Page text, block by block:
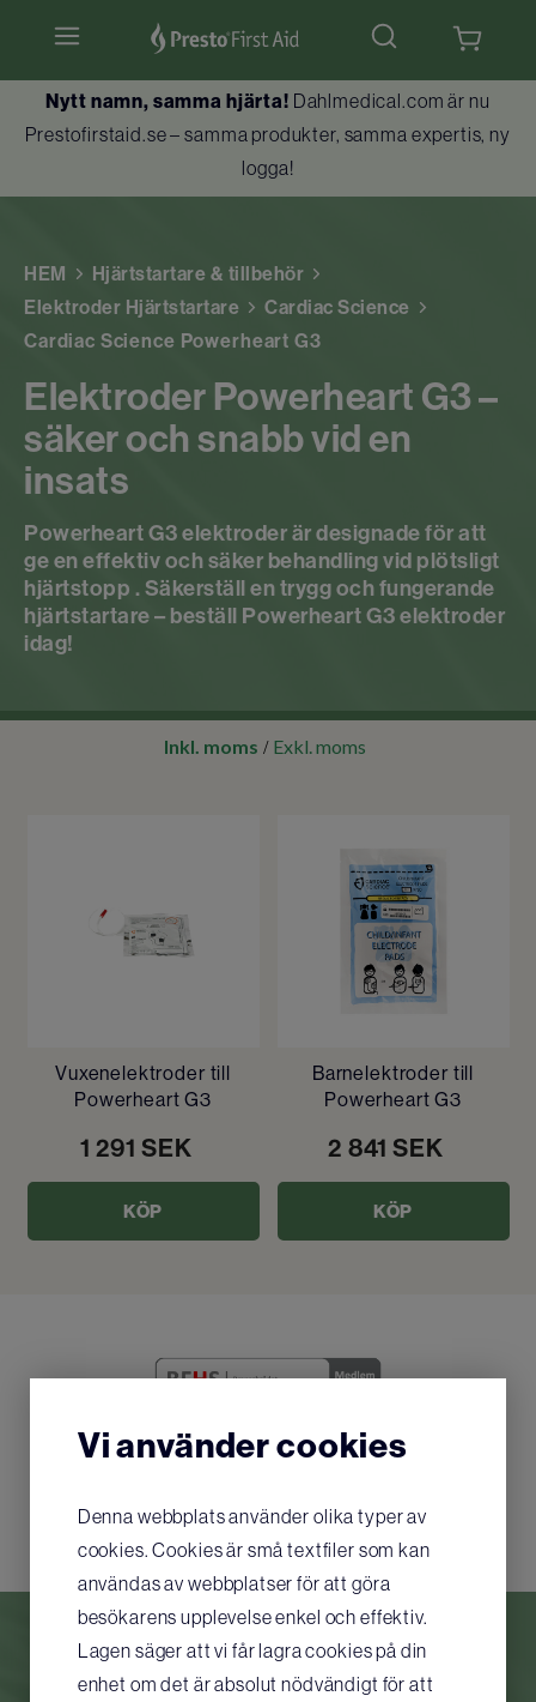
Vi använder cookies
Denna webbplats använder olika typer av
cookies. Cookies är små textfiler som kan
användas av webbplatser för att göra
besökarens upplevelse enkel och effektiv.
Lagen säger att vi får lagra cookies på din
enhet om det är absolut nödvändigt för att
Hjärtstartare & tillbehör
Brandskydd
Kundtjänst
Nytt namn, samma hjärta! Dahlmedical.com är nu
Prestofirstaid.se – samma produkter, samma expertis, ny
logga!
HEM
Hjärtstartare & tillbehör
Elektroder Hjärtstartare
Cardiac Science
Cardiac Science Powerheart G3
Elektroder Powerheart G3 –
säker och snabb vid en
insats
Powerheart G3 elektroder är designade för att
ge en effektiv och säker behandling vid plötsligt
hjärtstopp . Säkerställ en trygg och fungerande
hjärtstartare – beställ Powerheart G3 elektroder
idag!
Inkl. moms / Exkl. moms
Vuxenelektroder till
Powerheart G3
1 291 SEK
KÖP
Barnelektroder till
Powerheart G3
2 841 SEK
KÖP